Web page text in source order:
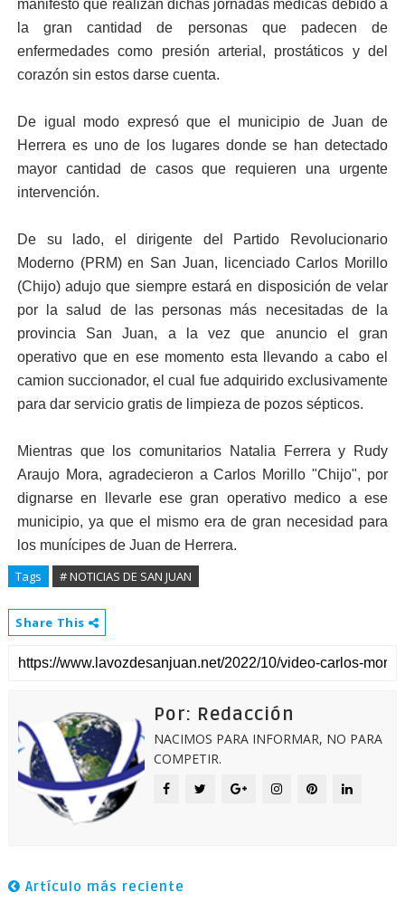
manifestó que realizan dichas jornadas médicas debido a
la gran cantidad de personas que padecen de
enfermedades como presión arterial, prostáticos y del
corazón sin estos darse cuenta.
De igual modo expresó que el municipio de Juan de
Herrera es uno de los lugares donde se han detectado
mayor cantidad de casos que requieren una urgente
intervención.
De su lado, el dirigente del Partido Revolucionario
Moderno (PRM) en San Juan, licenciado Carlos Morillo
(Chijo) adujo que siempre estará en disposición de velar
por la salud de las personas más necesitadas de la
provincia San Juan, a la vez que anuncio el gran
operativo que en ese momento esta llevando a cabo el
camion succionador, el cual fue adquirido exclusivamente
para dar servicio gratis de limpieza de pozos sépticos.
Mientras que los comunitarios Natalia Ferrera y Rudy
Araujo Mora, agradecieron a Carlos Morillo "Chijo", por
dignarse en llevarle ese gran operativo medico a ese
municipio, ya que el mismo era de gran necesidad para
los munícipes de Juan de Herrera.
Tags # NOTICIAS DE SAN JUAN
Share This
Por: Redacción
NACIMOS PARA INFORMAR, NO PARA
COMPETIR.
Artículo más reciente